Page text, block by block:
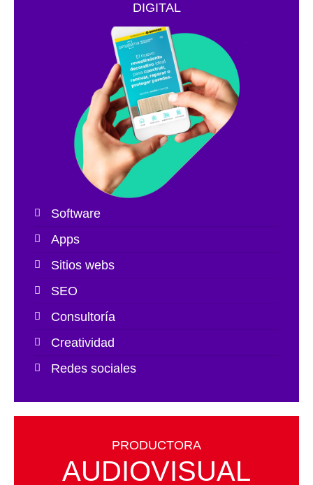
DIGITAL
Software
Apps
Sitios webs
SEO
Consultoría
Creatividad
Redes sociales
PRODUCTORA
AUDIOVISUAL